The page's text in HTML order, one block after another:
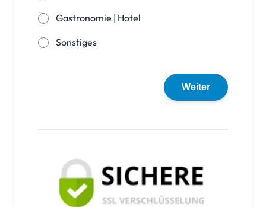
Gastronomie | Hotel
Sonstiges
Weiter